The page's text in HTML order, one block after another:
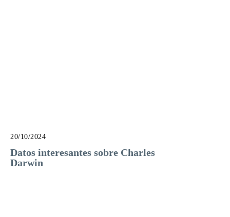
20/10/2024
Datos interesantes sobre Charles
Darwin